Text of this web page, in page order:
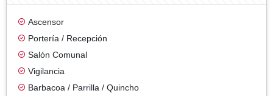
Ascensor
Portería / Recepción
Salón Comunal
Vigilancia
Barbacoa / Parrilla / Quincho